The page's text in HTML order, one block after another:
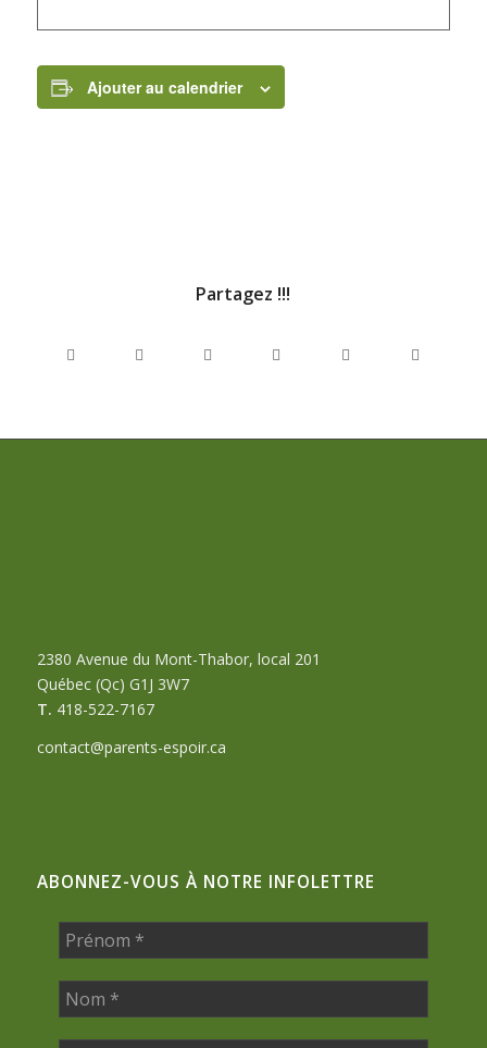
Ajouter au calendrier
Partagez !!!
2380 Avenue du Mont-Thabor, local 201
Québec (Qc) G1J 3W7
T. 418-522-7167
contact@parents-espoir.ca
ABONNEZ-VOUS À NOTRE INFOLETTRE